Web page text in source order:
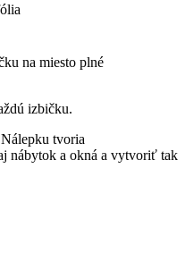
na miesto plné
izbičku.
tvoria
nábytok a okná a vytvoriť tak